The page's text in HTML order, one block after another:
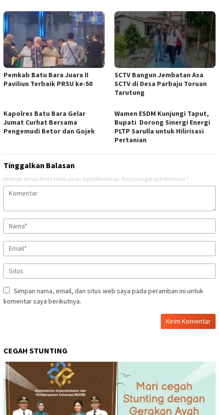
Pemkab Batu Bara Juara II
Paviliun Terbaik PRSU ke-50
SCTV Bangun Jembatan Asa
SCTV di Desa Parbaju Toruan
Tarutung
Kapolres Batu Bara Gelar
Jumat Curhat Bersama
Pengemudi Betor dan Gojek
Wamen ESDM Kunjungi Taput,
Bupati Dorong Sinergi Energi
PLTP Sarulla untuk Hilirisasi
Pertanian
Tinggalkan Balasan
Alamat email Anda tidak akan dipublikasikan. Ruas yang wajib ditandai *
Simpan nama, email, dan situs web saya pada peramban ini untuk
komentar saya berikutnya.
CEGAH STUNTING